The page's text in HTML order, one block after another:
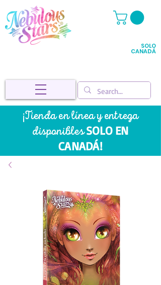
SOLO
CANADÁ
¡Tienda en línea y entrega
disponiblesSOLO EN
CANADÁ!